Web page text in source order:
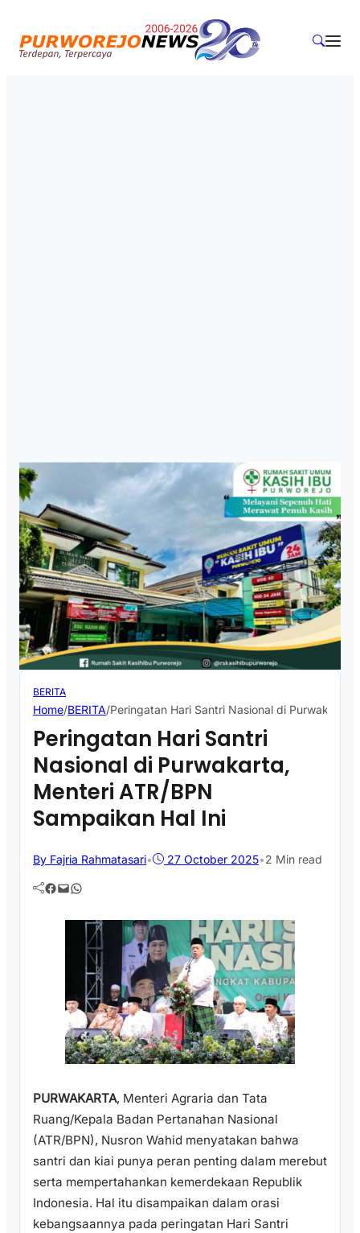
BERITA
Home/BERITA/Peringatan Hari Santri Nasional di Purwakarta,
Peringatan Hari Santri
Nasional di Purwakarta,
Menteri ATR/BPN
Sampaikan Hal Ini
By Fajria Rahmatasari• 27 October 2025•2 Min read
Facebook Mail WhatsApp
PURWAKARTA, Menteri Agraria dan Tata
Ruang/Kepala Badan Pertanahan Nasional
(ATR/BPN), Nusron Wahid menyatakan bahwa
santri dan kiai punya peran penting dalam merebut
serta mempertahankan kemerdekaan Republik
Indonesia. Hal itu disampaikan dalam orasi
kebangsaannya pada peringatan Hari Santri